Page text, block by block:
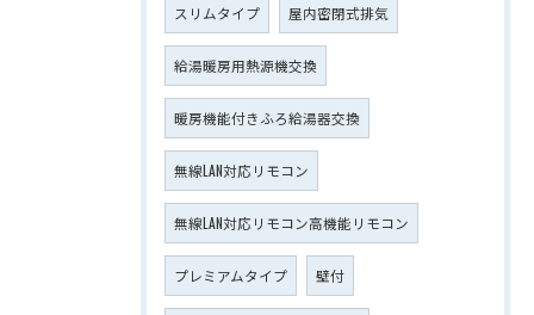
スリムタイプ 屋内密閉式排気
給湯暖房用熱源機交換
暖房機能付きふろ給湯器交換
無線LAN対応リモコン
無線LAN対応リモコン高機能リモコン
プレミアムタイプ 壁付